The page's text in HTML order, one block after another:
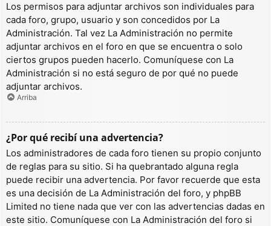
Los permisos para adjuntar archivos son individuales para
cada foro, grupo, usuario y son concedidos por La
Administración. Tal vez La Administración no permite
adjuntar archivos en el foro en que se encuentra o solo
ciertos grupos pueden hacerlo. Comuníquese con La
Administración si no está seguro de por qué no puede
adjuntar archivos.
Arriba
¿Por qué recibí una advertencia?
Los administradores de cada foro tienen su propio conjunto
de reglas para su sitio. Si ha quebrantado alguna regla
puede recibir una advertencia. Por favor recuerde que esta
es una decisión de La Administración del foro, y phpBB
Limited no tiene nada que ver con las advertencias dadas en
este sitio. Comuníquese con La Administración del foro si